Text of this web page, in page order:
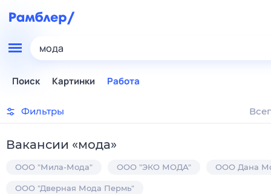
мода
Поиск Картинки Работа
Фильтры
Вакансии «мода»
ООО "Мила-Мода" ООО "ЭКО МОДА" ООО Дана
ООО "Дверная Мода Пермь"